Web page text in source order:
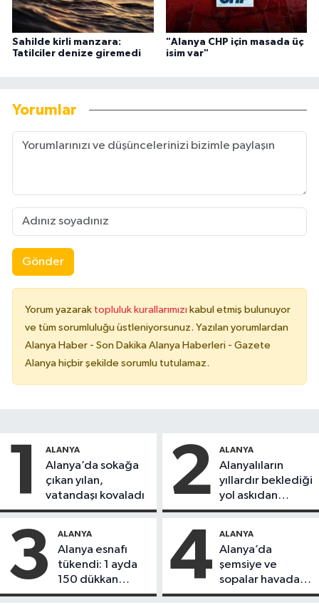
Sahilde kirli manzara:
Tatilciler denize giremedi
"Alanya CHP için masada üç
isim var"
Yorumlar
Gönder
Yorum yazarak topluluk kurallarımızı kabul etmiş bulunuyor
ve tüm sorumluluğu üstleniyorsunuz. Yazılan yorumlardan
Alanya Haber - Son Dakika Alanya Haberleri - Gazete
Alanya hiçbir şekilde sorumlu tutulamaz.
1 ALANYA
Alanya’da sokağa
çıkan yılan,
vatandaşı kovaladı
2 ALANYA
Alanyalıların
yıllardır beklediği
yol askıdan
döndü
3 ALANYA
Alanya esnafı
tükendi: 1 ayda
150 dükkan
kapandı
4 ALANYA
Alanya’da
şemsiye ve
sopalar havada
uçuştu